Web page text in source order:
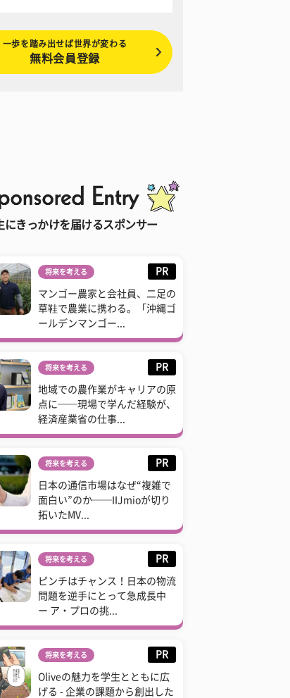
一歩を踏み出せば世界が変わる
無料会員登録
にきっかけを届けるスポンサー
将来を考える PR
マンゴー農家と会社員、二足の
草鞋で農業に携わる。「沖縄ゴ
ールデンマンゴー...
将来を考える PR
地域での農作業がキャリアの原
点に──現場で学んだ経験が、
経済産業省の仕事...
将来を考える PR
日本の通信市場はなぜ“複雑で
面白い”のか──IIJmioが切り
拓いたMV...
将来を考える PR
ピンチはチャンス！日本の物流
問題を逆手にとって急成長中
ー ア・プロの挑...
将来を考える PR
Oliveの魅力を学生とともに広
げる - 企業の課題から創出した